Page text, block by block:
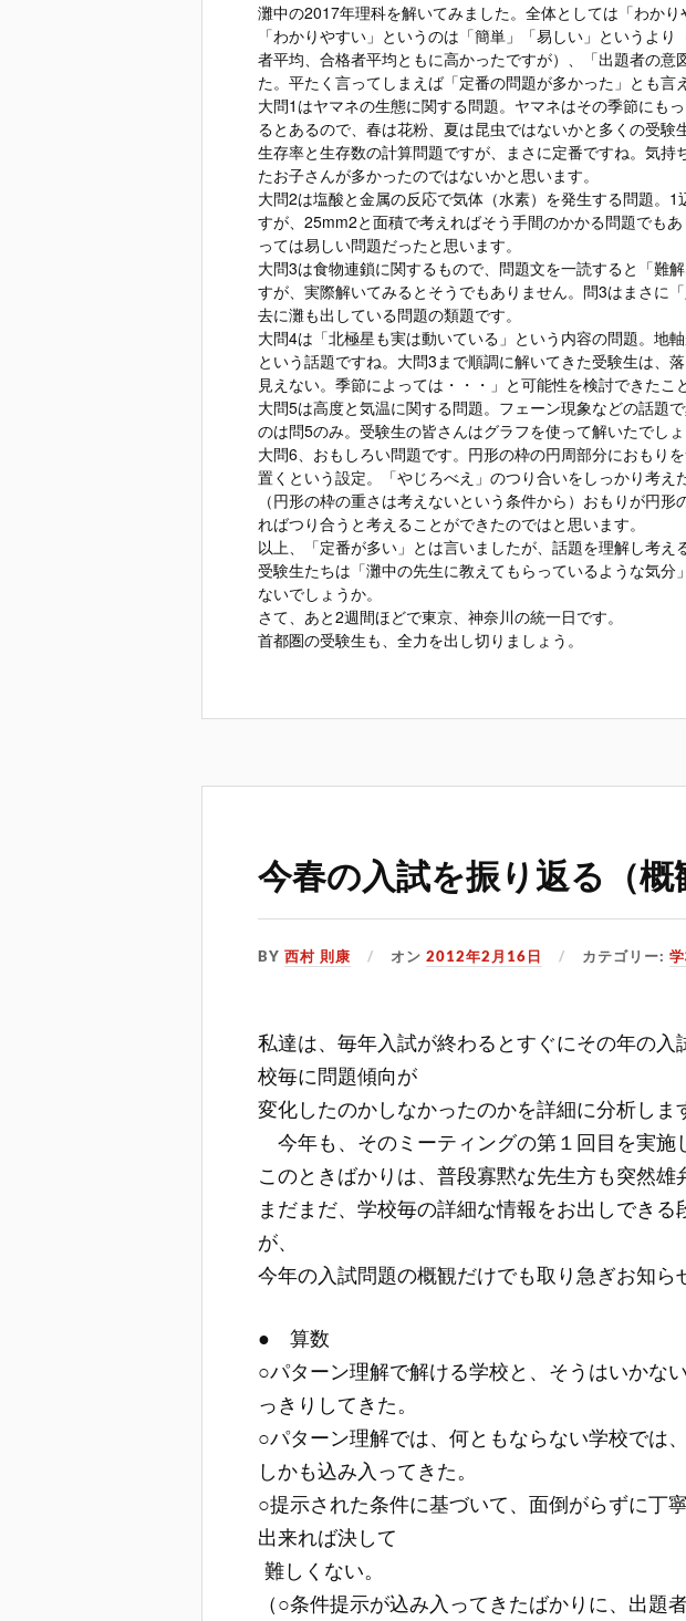
灘中の2017年理科を解いてみました。全体としては「わかり
「わかりやすい」というのは「簡単」「易しい」というよ
者平均、合格者平均ともに高かったですが）、「出題者の意
た。平たく言ってしまえば「定番の問題が多かった」とも言
大問1はヤマネの生態に関する問題。ヤマネはその季節にも
るとあるので、春は花粉、夏は昆虫ではないかと多くの受験
生存率と生存数の計算問題ですが、まさに定番ですね。気持
たお子さんが多かったのではないかと思います。
大問2は塩酸と金属の反応で気体（水素）を発生する問題。
すが、25mm2と面積で考えればそう手間のかかる問題でも
っては易しい問題だったと思います。
大問3は食物連鎖に関するもので、問題文を一読すると「難
すが、実際解いてみるとそうでもありません。問3はまさに
去に灘も出している問題の類題です。
大問4は「北極星も実は動いている」という内容の問題。地
という話題ですね。大問3まで順調に解いてきた受験生は、
見えない。季節によっては・・・」と可能性を検討できたこ
大問5は高度と気温に関する問題。フェーン現象などの話題
のは問5のみ。受験生の皆さんはグラフを使って解いたでしょ
大問6、おもしろい問題です。円形の枠の円周部分におもり
置くという設定。「やじろべえ」のつり合いをしっかり考え
（円形の枠の重さは考えないという条件から）おもりが円
ればつり合うと考えることができたのではと思います。
以上、「定番が多い」とは言いましたが、話題を理解し考え
受験生たちは「灘中の先生に教えてもらっているような気分
ないでしょうか。
さて、あと2週間ほどで東京、神奈川の統一日です。
首都圏の受験生も、全力を出し切りましょう。
今春の入試を振り返る（概
BY西村 則康 オン2012年2月16日 カテゴリー:
私達は、毎年入試が終わるとすぐにその年の入
校毎に問題傾向が
変化したのかしなかったのかを詳細に分析しま
今年も、そのミーティングの第１回目を実施
このときばかりは、普段寡黙な先生方も突然雄
まだまだ、学校毎の詳細な情報をお出しできる
が、
今年の入試問題の概観だけでも取り急ぎお知ら
● 算数
○パターン理解で解ける学校と、そうはいかな
っきりしてきた。
○パターン理解では、何ともならない学校では
しかも込み入ってきた。
○提示された条件に基づいて、面倒がらずに丁
出来れば決して
難しくない。
（○条件提示が込み入ってきたばかりに、出題